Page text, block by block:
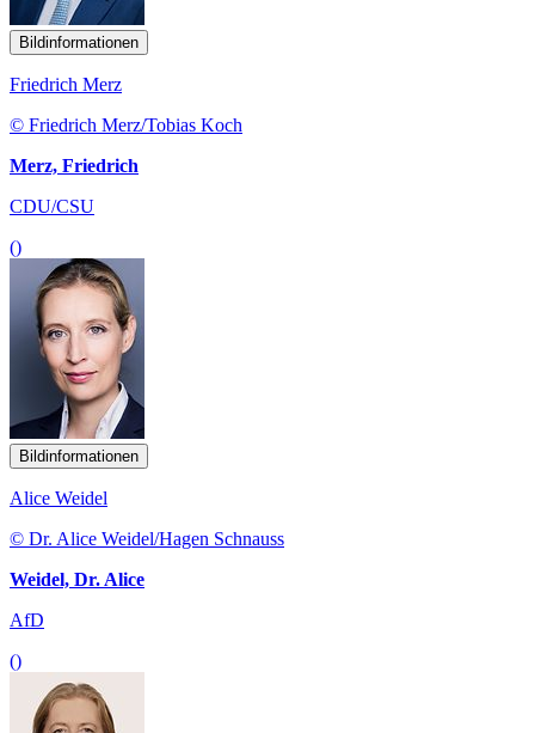
Bildinformationen
Friedrich Merz
© Friedrich Merz/Tobias Koch
Merz, Friedrich
CDU/CSU
()
Bildinformationen
Alice Weidel
© Dr. Alice Weidel/Hagen Schnauss
Weidel, Dr. Alice
AfD
()